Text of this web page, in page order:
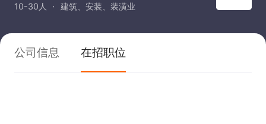
10-30人 建筑、安装、装潢业
公司信息 在招职位